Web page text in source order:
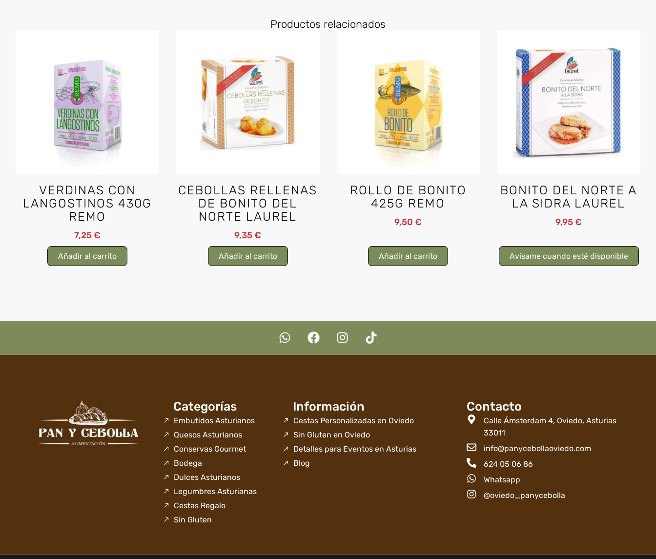
Productos relacionados
VERDINAS CON
LANGOSTINOS 430G
REMO
7,25€
Añadir al carrito
CEBOLLAS RELLENAS
DE BONITO DEL
NORTE LAUREL
9,35€
Añadir al carrito
ROLLO DE BONITO
425G REMO
9,50€
Añadir al carrito
BONITO DEL NORTE A
LA SIDRA LAUREL
9,95€
Avísame cuando esté disponible
Categorías
Embutidos Asturianos
Quesos Asturianos
Conservas Gourmet
Bodega
Dulces Asturianos
Legumbres Asturianas
Cestas Regalo
Sin Gluten
Información
Cestas Personalizadas en Oviedo
Sin Gluten en Oviedo
Detalles para Eventos en Asturias
Blog
Contacto
Calle Ámsterdam 4, Oviedo, Asturias
33011
info@panycebollaoviedo.com
624 05 06 86
Whatsapp
@oviedo_panycebolla